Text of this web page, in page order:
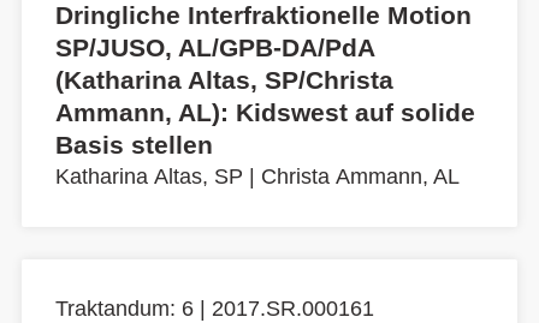
Dringliche Interfraktionelle Motion
SP/JUSO, AL/GPB-DA/PdA
(Katharina Altas, SP/Christa
Ammann, AL): Kidswest auf solide
Basis stellen
Katharina Altas, SP Christa Ammann, AL
Traktandum: 6 | 2017.SR.000161